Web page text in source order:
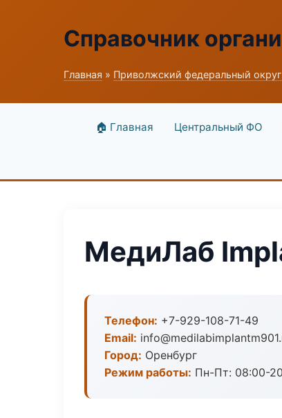
Справочник
Главная » Приволжский федеральный округ
🏠 Главная Центральный ФО
МедиЛаб
Телефон: +7-929-108-71-49
Email:
Город: Оренбург
Режим работы: Пн-Пт: 08:00-